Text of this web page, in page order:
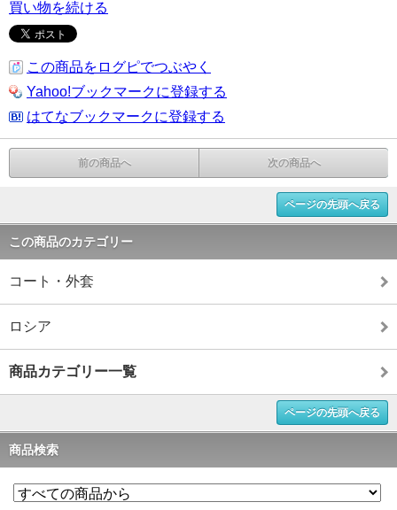
買い物を続ける
この商品をログピでつぶやく
Yahoo!ブックマークに登録する
はてなブックマークに登録する
前の商品へ 次の商品へ
ページの先頭へ戻る
この商品のカテゴリー
コート・外套
ロシア
商品カテゴリー一覧
ページの先頭へ戻る
商品検索